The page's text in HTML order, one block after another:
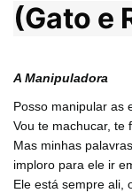
(Gato e
A Manipuladora
Posso manipular as
Vou te machucar, te
Mas minhas
imploro para ele ir
Ele está sempre ali,